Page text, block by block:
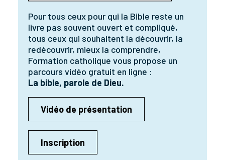
Pour tous ceux pour qui la Bible reste un
livre pas souvent ouvert et compliqué,
tous ceux qui souhaitent la découvrir, la
redécouvrir, mieux la comprendre,
Formation catholique vous propose un
parcours vidéo gratuit en ligne :
La bible, parole de Dieu.
Vidéo de présentation
Inscription